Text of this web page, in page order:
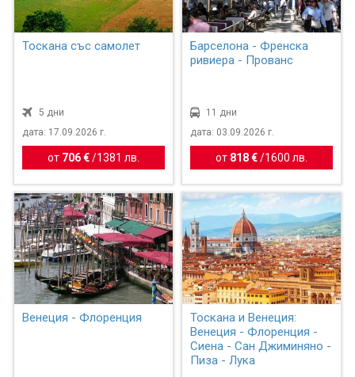
Тоскана със самолет
5 дни
дата: 17.09.2026 г.
от 706 € / 1381 лв.
Барселона - Френска
ривиера - Прованс
11 дни
дата: 03.09.2026 г.
от 818 €/ 1600 лв.
Венеция - Флоренция
Тоскана и Венеция:
Венеция - Флоренция -
Сиена - Сан Джиминяно -
Пиза - Лука